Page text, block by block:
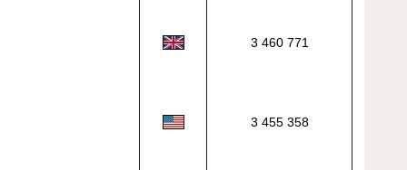
3 460 771
3 455 358